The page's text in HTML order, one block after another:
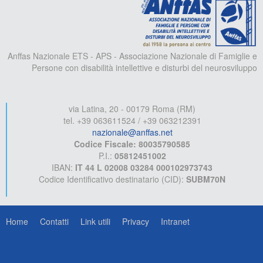
Anffas Nazionale ETS - APS - Associazione Nazionale di Famiglie e
Persone con disabilità intellettive e disturbi del neurosviluppo
via Latina, 20 - 00179 Roma (RM)
tel. +39 063611524 / +39 063212391
nazionale@anffas.net
Codice Fiscale: 80035790585
P.I.: 05812451002
IBAN: IT 44 L 02008 03284 000102973743
Codice Identificativo destinatario (CID): SUBM70N
Home Contatti Link utili Privacy Intranet